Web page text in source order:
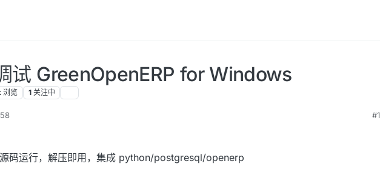
试 GreenOpenERP for Windows
浏览 1 关注中
#1
码运行，解压即用，集成 python/postgresql/openerp